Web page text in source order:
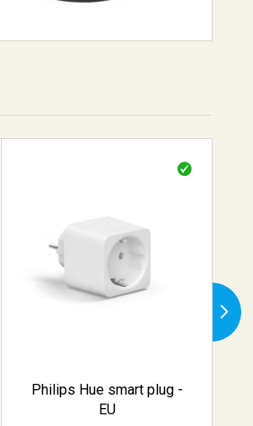
Philips Hue smart plug -
EU